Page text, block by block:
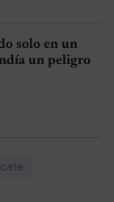
solo en un
un peligro